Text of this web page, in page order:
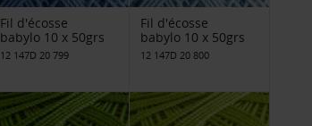
Fil d'écosse
babylo 10 x 50grs
12 147D 20 799
Fil d'écosse
babylo 10 x 50grs
12 147D 20 800